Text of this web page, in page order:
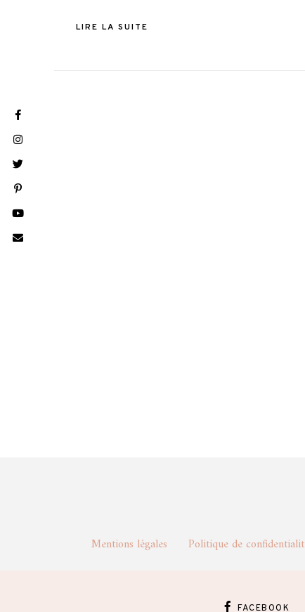
LIRE LA SUITE
Mentions légales Politique de
FACEBOOK